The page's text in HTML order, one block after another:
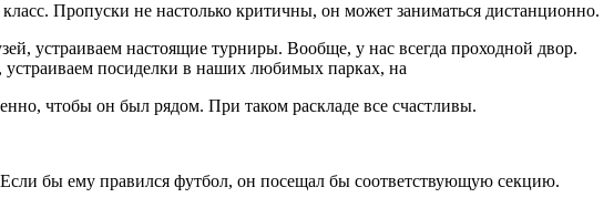
Пропуски не настолько критичны, он мо­жет заниматься дистанционно.
устраиваем настоящие турни­ры. Вообще, у нас всегда про­ходной двор.
посиделки в наших любимых парках, на­
чтобы он был рядом. При таком раскладе все счастливы.
бы ему правился футбол, он посещал бы соответствующую секцию.